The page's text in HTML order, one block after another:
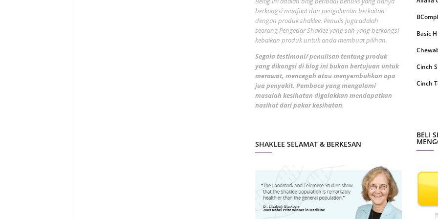
July
June
May
April
berkongsi manfaat dan pengalaman berkaitan
dengan produk shaklee. Penulis juga adalah
seorang Pengedar Shaklee yang sah yang berkongsi
kebaikan produk untuk anda membuat pilihan.
Segala testimoni/ penulisan tentang produk
yang dikongsi di blog ini bukan bertujuan untuk
merawat, mencegah atau menyembuhkan apa
jua penyakit. Pembaca yang mengalami
masalah kesihatan digalakkan mendapatkan
nasihat dari pakar kesihatan.
SHAKLEE SELAMAT & BERKESAN
Basic
Cinch
Cinch
DTX
Detoks
Fresh
GLA
BELI